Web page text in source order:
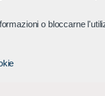
o bloccarne